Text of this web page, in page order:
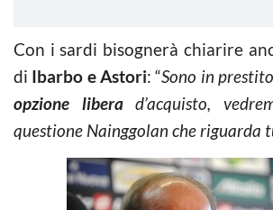
Con i sardi bisognerà chiarire
di Ibarbo e Astori: “Sono in
opzione liberad’acquisto,
questione Nainggolan che riguarda